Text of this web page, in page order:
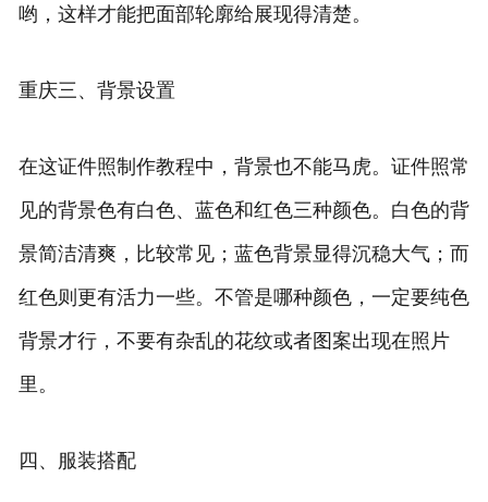
哟，这样才能把面部轮廓给展现得清楚。
重庆三、背景设置
在这证件照制作教程中，背景也不能马虎。证件照常
见的背景色有白色、蓝色和红色三种颜色。白色的背
景简洁清爽，比较常见；蓝色背景显得沉稳大气；而
红色则更有活力一些。不管是哪种颜色，一定要纯色
背景才行，不要有杂乱的花纹或者图案出现在照片
里。
四、服装搭配